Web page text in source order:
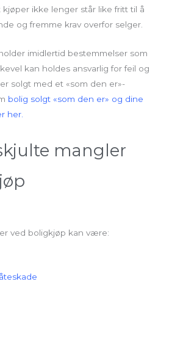
ikke lenger står like fritt til å
og fremme krav overfor selger.
imidlertid bestemmelser som
kan holdes ansvarlig for feil og
solgt med et «som den er»-
bolig solgt «som den er» og dine
her.
mangler
ved boligkjøp kan være: